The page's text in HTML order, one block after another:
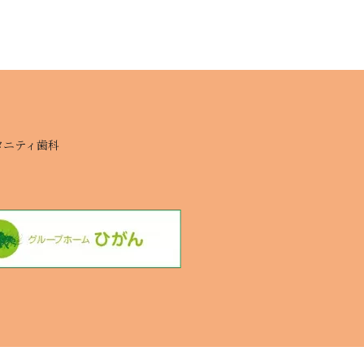
ニティ歯科